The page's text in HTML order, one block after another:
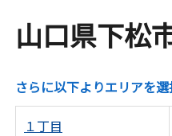
山口県下松
さらに以下よりエリアを選
１丁目